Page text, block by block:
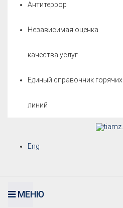
Eng
Антитеррор
Независимая оценка
качества услуг
Единый справочник горячих
линий
МЕНЮ